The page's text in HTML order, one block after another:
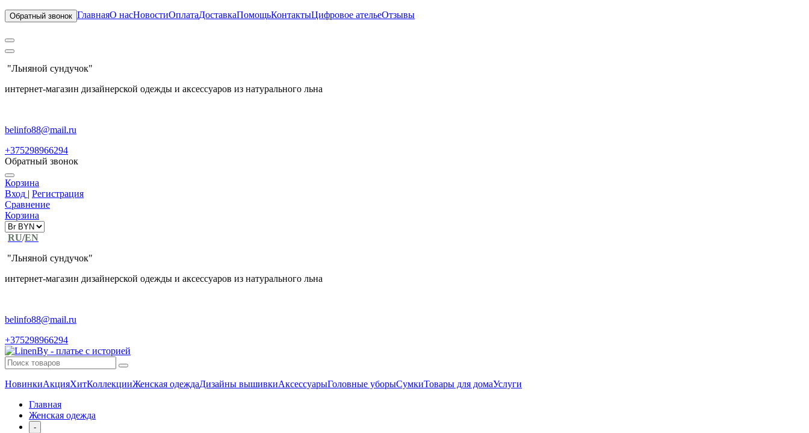
Обратный звонок ГлавнаяО насНовостиОплатаДоставкаПомощьКонтактыЦифровое ательеОтзывы
"Льняной сундучок"
интернет-магазин дизайнерской одежды и аксессуаров из натурального льна
belinfo88@mail.ru
+375298966294
Обратный звонок
Корзина
Вход | Регистрация
Сравнение
Корзина
RU/EN
"Льняной сундучок"
интернет-магазин дизайнерской одежды и аксессуаров из натурального льна
belinfo88@mail.ru
+375298966294
НовинкиАкцияХитКоллекцииЖенская одеждаДизайны вышивкиАксессуарыГоловные уборыСумкиТовары для домаУслуги
Главная
Женская одежда
-